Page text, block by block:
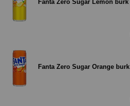
Fanta Zero Sugar Lemon burk
Fanta Zero Sugar Orange burk